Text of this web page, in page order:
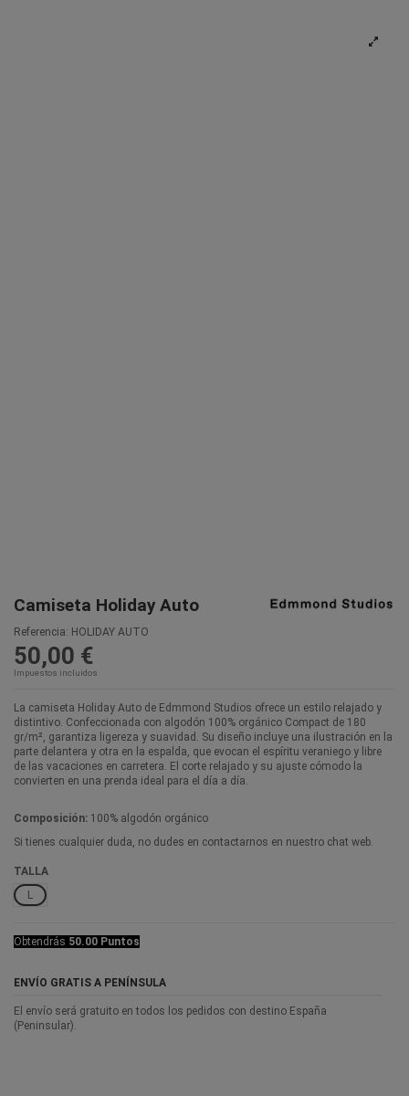
Camiseta Holiday Auto
Referencia: HOLIDAY AUTO
50,00 €
Impuestos incluidos
La camiseta Holiday Auto de Edmmond Studios ofrece un estilo relajado y
distintivo. Confeccionada con algodón 100% orgánico Compact de 180
gr/m², garantiza ligereza y suavidad. Su diseño incluye una ilustración en la
parte delantera y otra en la espalda, que evocan el espíritu veraniego y libre
de las vacaciones en carretera. El corte relajado y su ajuste cómodo la
convierten en una prenda ideal para el día a día.
Composición: 100% algodón orgánico
Si tienes cualquier duda, no dudes en contactarnos en nuestro chat web.
TALLA
L
Obtendrás 50.00 Puntos
ENVÍO GRATIS A PENÍNSULA
El envío será gratuito en todos los pedidos con destino España
(Peninsular).